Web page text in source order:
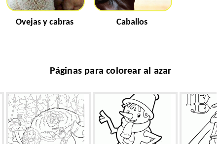
Ovejas y cabras Caballos
Páginas para colorear al azar